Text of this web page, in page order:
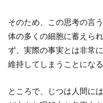
そのため、この思考の言
体の多くの細胞に蓄えら
ず、実際の事実とは非常
維持してしまうことになる
ところで、じつは人間に